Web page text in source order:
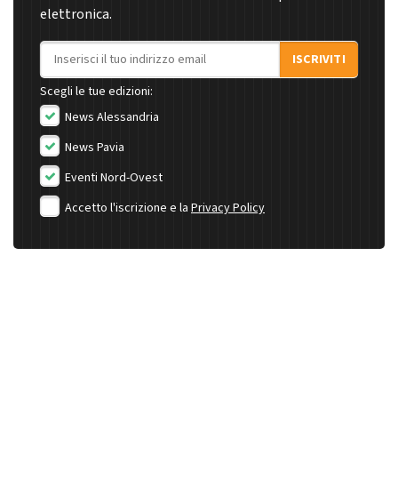
elettronica.
Indirizzo email
ISCRIVITI
Scegli le tue edizioni:
News Alessandria
News Pavia
Eventi Nord-Ovest
Accetto l'iscrizione e la Privacy Policy